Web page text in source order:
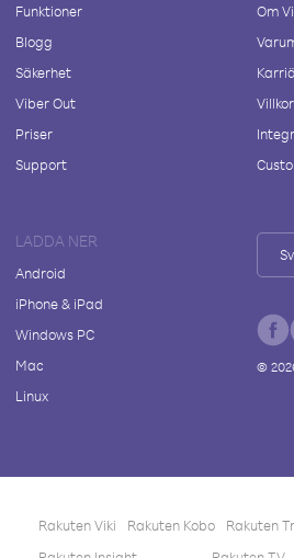
Funktioner
Blogg
Säkerhet
Viber Out
Priser
Support
Om
LADDA NER
Android
iPhone & iPad
Windows PC
Mac
Linux
©
Rakuten Viki Rakuten Kobo Rakuten